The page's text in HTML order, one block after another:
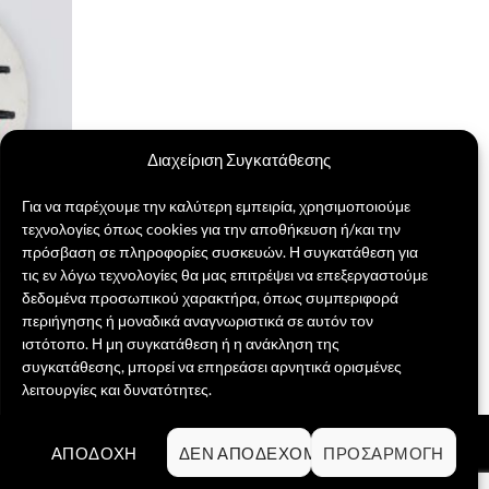
Διαχείριση Συγκατάθεσης
Για να παρέχουμε την καλύτερη εμπειρία, χρησιμοποιούμε
τεχνολογίες όπως cookies για την αποθήκευση ή/και την
πρόσβαση σε πληροφορίες συσκευών. Η συγκατάθεση για
τις εν λόγω τεχνολογίες θα μας επιτρέψει να επεξεργαστούμε
δεδομένα προσωπικού χαρακτήρα, όπως συμπεριφορά
περιήγησης ή μοναδικά αναγνωριστικά σε αυτόν τον
ιστότοπο. Η μη συγκατάθεση ή η ανάκληση της
συγκατάθεσης, μπορεί να επηρεάσει αρνητικά ορισμένες
λειτουργίες και δυνατότητες.
ΑΠΟΔΟΧΉ ΔΕΝ ΑΠΟΔΈΧΟΜΑΙΠΡΟΣΑΡΜΟΓΉ
Visa PayPal MasterCardCredit
Card